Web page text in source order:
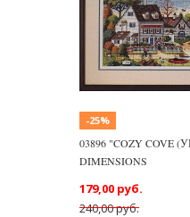
-25%
03896 "COZY COVE
DIMENSIONS
240,00 руб.
179,00 руб.